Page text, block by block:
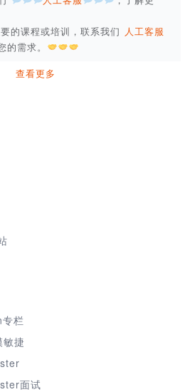
的课程或培训，联系我们 人工客服
的需求。
查看更多
栏
捷
面试